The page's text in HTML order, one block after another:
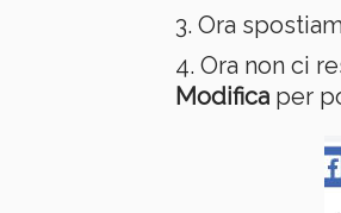
Ora
Ora non ci
Modifica per